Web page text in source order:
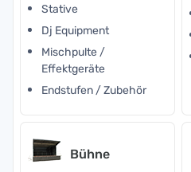
Stative
Dj Equipment
Mischpulte /
Effektgeräte
Endstufen / Zubehör
Bühne